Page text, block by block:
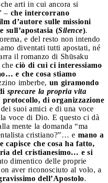
arti in cui ancora si
– che intercorrano
d’autore sulle missioni
sull’apostasia (Silence).
e del resto non intendo
diventati tutti apostati, né
il romanzo di Shūsaku
ciò di cui ci interessiamo
e che cosa stiamo
imberbe, un giramondo
sprecare la propria vita
di organizzazione
suoi amici e di una voce
voce di Dio. E questo ci dà
mente la domanda “ma
cristiano?”… e mano a
capisce che cosa ha fatto,
del cristianesimo… e si
dimentico delle proprie
aver riconosciuto al volo, a
dell’Apostolo.